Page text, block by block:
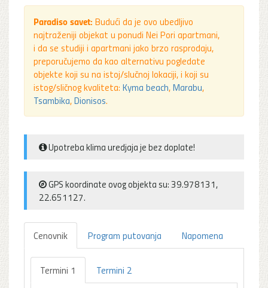
Paradiso savet: Budući da je ovo ubedljivo
najtraženiji objekat u ponudi Nei Pori apartmani,
i da se studiji i apartmani jako brzo rasprodaju,
preporučujemo da kao alternativu pogledate
objekte koji su na istoj/slučnoj lokaciji, i koji su
istog/sličnog kvaliteta: Kyma beach,Marabu,
Tsambika,Dionisos.
Upotreba klima uredjaja je bez doplate!
GPS koordinate ovog objekta su: 39.978131,
22.651127.
Cenovnik Program putovanja Napomena
Termini 1 Termini 2